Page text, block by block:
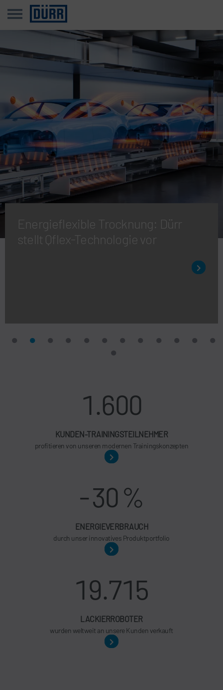
Energieflexible Trocknung: Dürr
stellt Qflex-Technologie vor
1.600
KUNDEN-TRAININGSTEILNEHMER
profitieren von unseren modernen Trainingskonzepten
-30%
ENERGIEVERBRAUCH
durch unser innovatives Produktportfolio
19.715
LACKIERROBOTER
wurden weltweit an unsere Kunden verkauft